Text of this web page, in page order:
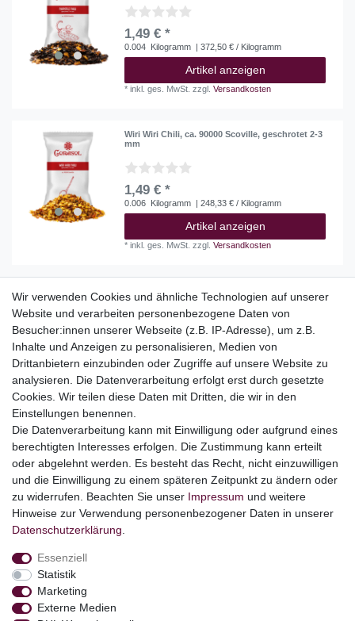
1,49 € *
0.004 Kilogramm | 372,50 € / Kilogramm
Artikel anzeigen
*inkl. ges. MwSt. zzgl.Versandkosten
Wiri Wiri Chili, ca. 90000 Scoville, geschrotet 2-3
mm
1,49 € *
0.006 Kilogramm | 248,33 € / Kilogramm
Artikel anzeigen
*inkl. ges. MwSt. zzgl.Versandkosten
Top Kategorien
Themen
Ostern
Angebote
stark reduzierte B-Ware
Kundenservice
Versand & Lieferung
Impressum
Wir verwenden Cookies und ähnliche Technologien auf unserer
Website und verarbeiten personenbezogene Daten von
Besucher:innen unserer Webseite (z.B. IP-Adresse), um z.B.
Inhalte und Anzeigen zu personalisieren, Medien von
Drittanbietern einzubinden oder Zugriffe auf unsere Website zu
analysieren. Die Datenverarbeitung erfolgt erst durch gesetzte
Cookies. Wir teilen diese Daten mit Dritten, die wir in den
Einstellungen benennen.
Die Datenverarbeitung kann mit Einwilligung oder aufgrund eines
berechtigten Interesses erfolgen. Die Zustimmung kann erteilt
oder abgelehnt werden. Es besteht das Recht, nicht einzuwilligen
und die Einwilligung zu einem späteren Zeitpunkt zu ändern oder
zu widerrufen. Beachten Sie unser Impressum und weitere
Hinweise zur Verwendung personenbezogener Daten in unserer
Daten­schutz­erklärung
Essenziell
Statistik
Marketing
Externe Medien